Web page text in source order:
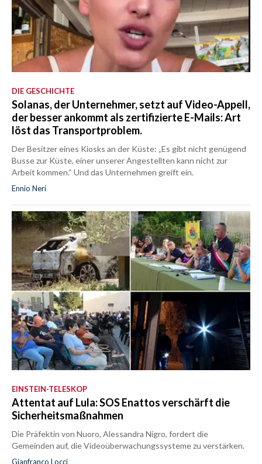
DIE GESCHICHTE
Solanas, der Unternehmer, setzt auf Video-Appell,
der besser ankommt als zertifizierte E-Mails: Art
löst das Transportproblem.
Der Besitzer eines Kiosks an der Küste: „Es gibt nicht genügend
Busse zur Küste, einer unserer Angestellten kann nicht zur
Arbeit kommen.“ Und das Unternehmen greift ein.
Ennio Neri
EINSTEIN-TELESKOP
Attentat auf Lula: SOS Enattos verschärft die
Sicherheitsmaßnahmen
Die Präfektin von Nuoro, Alessandra Nigro, fordert die
Gemeinden auf, die Videoüberwachungssysteme zu verstärken.
Gianfranco Locci